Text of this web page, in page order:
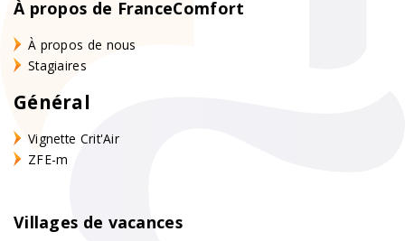
À propos de FranceComfort
À propos de nous
Stagiaires
Général
Vignette Crit'Air
ZFE-m
Villages de vacances